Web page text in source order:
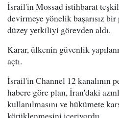
İsrail'in Mossad istihbarat
devirmeye yönelik başarısız
düzey yetkiliyi görevden aldı.
Karar, ülkenin güvenlik
açtı.
İsrail'in Channel 12 kanalının
habere göre plan, İran'daki
kullanılmasını ve hükümete